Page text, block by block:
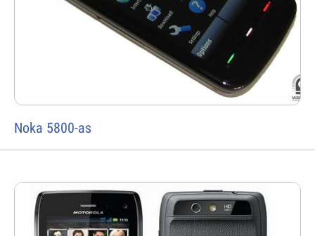
Noka 5800-as